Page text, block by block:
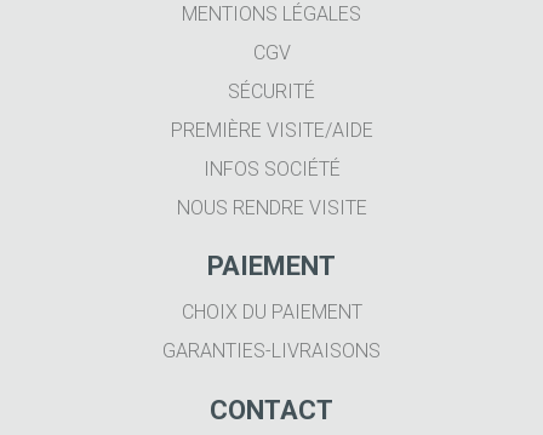
MENTIONS LÉGALES
CGV
SÉCURITÉ
PREMIÈRE VISITE/AIDE
INFOS SOCIÉTÉ
NOUS RENDRE VISITE
PAIEMENT
CHOIX DU PAIEMENT
GARANTIES-LIVRAISONS
CONTACT